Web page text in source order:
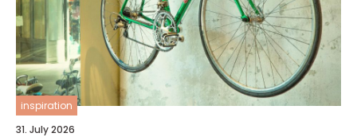
inspiration
31. July 2026